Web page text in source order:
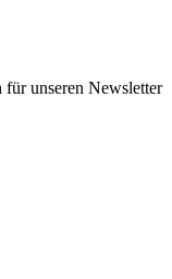
unseren Newsletter